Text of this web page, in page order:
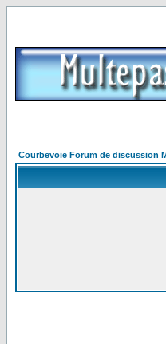
Courbevoie Forum de discussion